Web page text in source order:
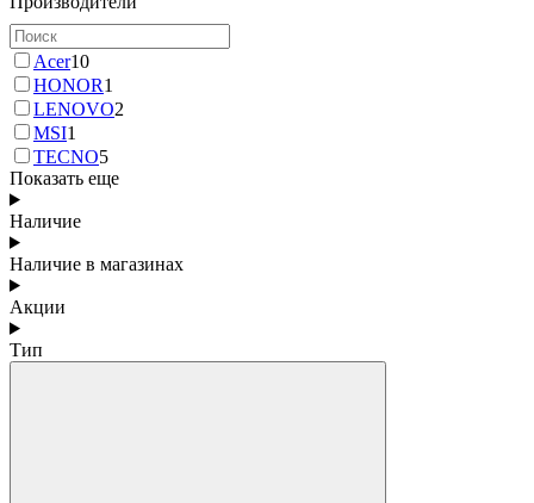
Acer10
HONOR1
LENOVO2
MSI1
TECNO5
Показать еще
Наличие
Наличие в магазинах
Акции
Тип